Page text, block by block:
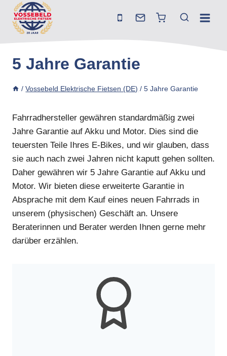
Zum
Inhalt
springen
5 Jahre Garantie
/ Vossebeld Elektrische Fietsen (DE) / 5 Jahre Garantie
Fahrradhersteller gewähren standardmäßig zwei
Jahre Garantie auf Akku und Motor. Dies sind die
teuersten Teile Ihres E-Bikes, und wir glauben, dass
sie auch nach zwei Jahren nicht kaputt gehen sollten.
Daher gewähren wir 5 Jahre Garantie auf Akku und
Motor. Wir bieten diese erweiterte Garantie in
Absprache mit dem Kauf eines neuen Fahrrads in
unserem (physischen) Geschäft an. Unsere
Beraterinnen und Berater werden Ihnen gerne mehr
darüber erzählen.